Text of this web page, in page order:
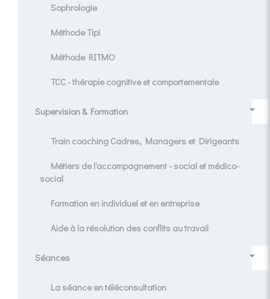
Sophrologie
Méthode Tipi
Méthode RITMO
TCC - thérapie cognitive et comportementale
Supervision & Formation
Train coaching Cadres, Managers et Dirigeants
Métiers de l'accompagnement - social et médico-
social
Formation en individuel et en entreprise
Aide à la résolution des conflits au travail
Séances
La séance en téléconsultation